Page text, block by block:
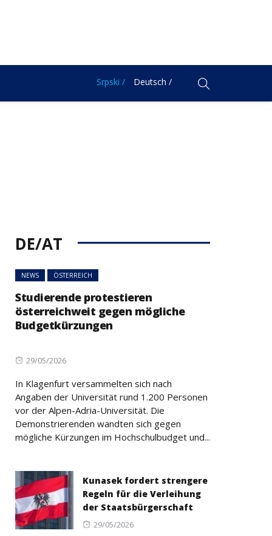
Srpski / Deutsch /
DE/AT
NEWS ÖSTERREICH
Studierende protestieren
österreichweit gegen mögliche
Budgetkürzungen
Posted
29/05/2026
In Klagenfurt versammelten sich nach
Angaben der Universität rund 1.200 Personen
vor der Alpen-Adria-Universität. Die
Demonstrierenden wandten sich gegen
mögliche Kürzungen im Hochschulbudget und...
Kunasek fordert strengere
Regeln für die Verleihung
der Staatsbürgerschaft
Posted
29/05/2026